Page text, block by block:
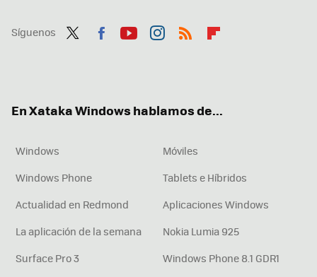
Síguenos
En Xataka Windows hablamos de...
Windows
Móviles
Windows Phone
Tablets e Híbridos
Actualidad en Redmond
Aplicaciones Windows
La aplicación de la semana
Nokia Lumia 925
Surface Pro 3
Windows Phone 8.1 GDR1